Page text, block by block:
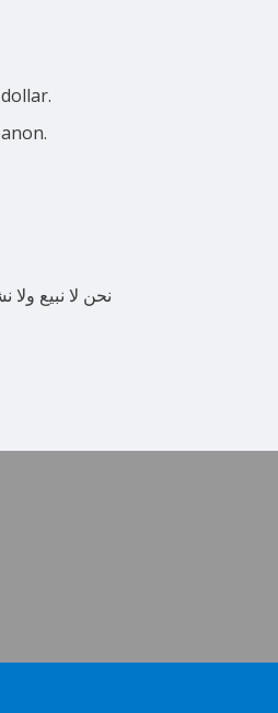
نحن لا نبيع